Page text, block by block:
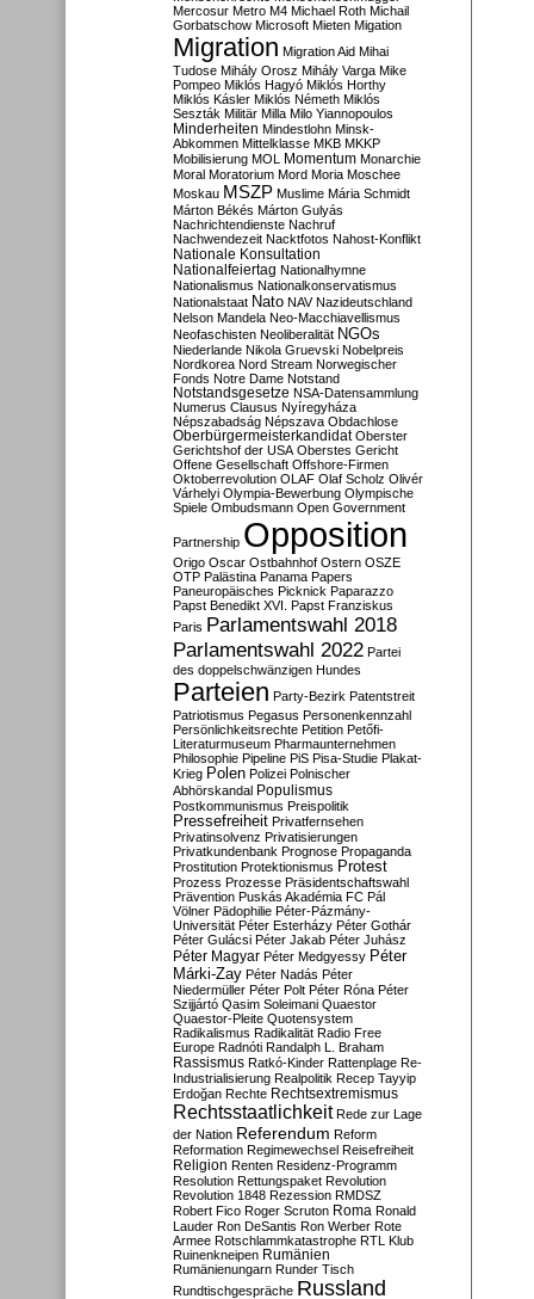
Mercosur Metro M4 Michael Roth Michail
Gorbatschow Microsoft Mieten Migation
Migration Migration Aid Mihai
Tudose Mihály Orosz Mihály Varga Mike
Pompeo Miklós Hagyó Miklós Horthy
Miklós Kásler Miklós Németh Miklós
Seszták Militär Milla Milo Yiannopoulos
Minderheiten Mindestlohn Minsk-
Abkommen Mittelklasse MKB MKKP
Mobilisierung MOL Momentum Monarchie
Moral Moratorium Mord Moria Moschee
Moskau MSZP Muslime Mária Schmidt
Márton Békés Márton Gulyás
Nachrichtendienste Nachruf
Nachwendezeit Nacktfotos Nahost-Konflikt
Nationale Konsultation
Nationalfeiertag Nationalhymne
Nationalismus Nationalkonservatismus
Nationalstaat Nato NAV Nazideutschland
Nelson Mandela Neo-Macchiavellismus
Neofaschisten Neoliberalität NGOs
Niederlande Nikola Gruevski Nobelpreis
Nordkorea Nord Stream Norwegischer
Fonds Notre Dame Notstand
Notstandsgesetze NSA-Datensammlung
Numerus Clausus Nyíregyháza
Népszabadság Népszava Obdachlose
Oberbürgermeisterkandidat Oberster
Gerichtshof der USA Oberstes Gericht
Offene Gesellschaft Offshore-Firmen
Oktoberrevolution OLAF Olaf Scholz Olivér
Várhelyi Olympia-Bewerbung Olympische
Spiele Ombudsmann Open Government
Partnership Opposition
Origo Oscar Ostbahnhof Ostern OSZE
OTP Palästina Panama Papers
Paneuropäisches Picknick Paparazzo
Papst Benedikt XVI. Papst Franziskus
Paris Parlamentswahl 2018
Parlamentswahl 2022 Partei
des doppelschwänzigen Hundes
Parteien Party-Bezirk Patentstreit
Patriotismus Pegasus Personenkennzahl
Persönlichkeitsrechte Petition Petőfi-
Literaturmuseum Pharmaunternehmen
Philosophie Pipeline PiS Pisa-Studie Plakat-
Krieg Polen Polizei Polnischer
Abhörskandal Populismus
Postkommunismus Preispolitik
Pressefreiheit Privatfernsehen
Privatinsolvenz Privatisierungen
Privatkundenbank Prognose Propaganda
Prostitution Protektionismus Protest
Prozess Prozesse Präsidentschaftswahl
Prävention Puskás Akadémia FC Pál
Völner Pädophilie Péter-Pázmány-
Universität Péter Esterházy Péter Gothár
Péter Gulácsi Péter Jakab Péter Juhász
Péter Magyar Péter Medgyessy Péter
Márki-Zay Péter Nadás Péter
Niedermüller Péter Polt Péter Róna Péter
Szijjártó Qasim Soleimani Quaestor
Quaestor-Pleite Quotensystem
Radikalismus Radikalität Radio Free
Europe Radnóti Randalph L. Braham
Rassismus Ratkó-Kinder Rattenplage Re-
Industrialisierung Realpolitik Recep Tayyip
Erdoğan Rechte Rechtsextremismus
Rechtsstaatlichkeit Rede zur Lage
der Nation Referendum Reform
Reformation Regimewechsel Reisefreiheit
Religion Renten Residenz-Programm
Resolution Rettungspaket Revolution
Revolution 1848 Rezession RMDSZ
Robert Fico Roger Scruton Roma Ronald
Lauder Ron DeSantis Ron Werber Rote
Armee Rotschlammkatastrophe RTL Klub
Ruinenkneipen Rumänien
Rumänienungarn Runder Tisch
Rundtischgespräche Russland